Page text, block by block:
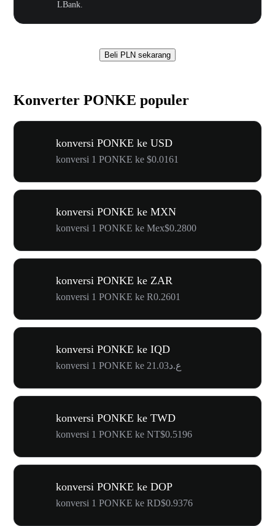
LBank.
Beli PLN sekarang
Konverter PONKE populer
konversi PONKE ke USD
konversi 1 PONKE ke $0.0161
konversi PONKE ke MXN
konversi 1 PONKE ke Mex$0.2800
konversi PONKE ke ZAR
konversi 1 PONKE ke R0.2601
konversi PONKE ke IQD
konversi 1 PONKE ke ع.د21.03
konversi PONKE ke TWD
konversi 1 PONKE ke NT$0.5196
konversi PONKE ke DOP
konversi 1 PONKE ke RD$0.9376